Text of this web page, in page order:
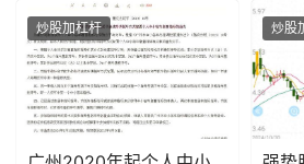
炒股加杠杆 炒股